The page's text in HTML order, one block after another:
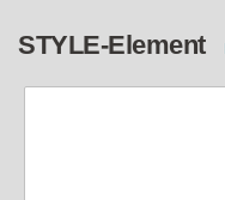
STYLE-Element